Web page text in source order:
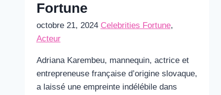
Fortune
octobre 21, 2024 Celebrities Fortune,
Acteur
Adriana Karembeu, mannequin, actrice et
entrepreneuse française d’origine slovaque,
a laissé une empreinte indélébile dans